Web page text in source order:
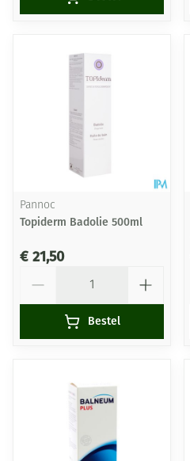
Pannoc
Topiderm Badolie 500ml
€ 21,50
Bestel